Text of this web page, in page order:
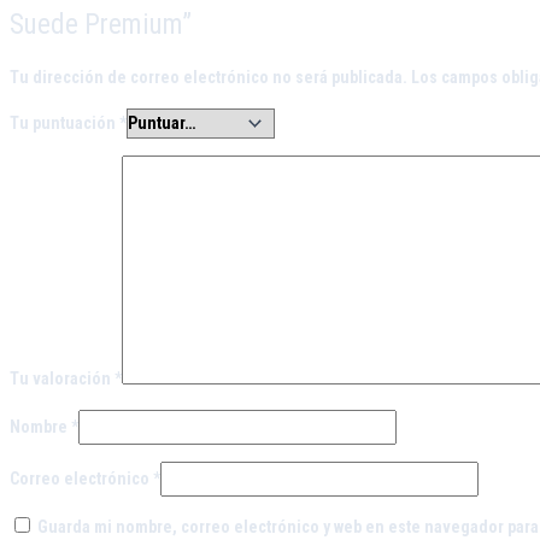
Suede Premium”
Tu dirección de correo electrónico no será publicada. Los campos
Tu puntuación *
Tu valoración *
Nombre *
Correo electrónico *
Guarda mi nombre, correo electrónico y web en este navegador